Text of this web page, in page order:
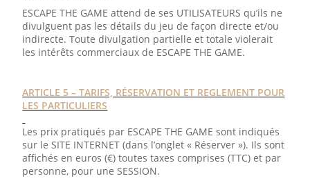
ESCAPE THE GAME attend de ses UTILISATEURS qu’ils ne
divulguent pas les détails du jeu de façon directe et/ou
indirecte. Toute divulgation partielle et totale violerait
les intérêts commerciaux de ESCAPE THE GAME.
ARTICLE 5 – TARIFS, RÉSERVATION ET REGLEMENT POUR
LES PARTICULIERS
Les prix pratiqués par ESCAPE THE GAME sont indiqués
sur le SITE INTERNET (dans l’onglet « Réserver »). Ils sont
affichés en euros (€) toutes taxes comprises (TTC) et par
personne, pour une SESSION.